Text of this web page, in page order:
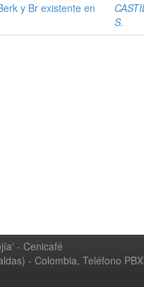
y Br existente en
S.
- Cenicafé
- Colombia, Teléfono